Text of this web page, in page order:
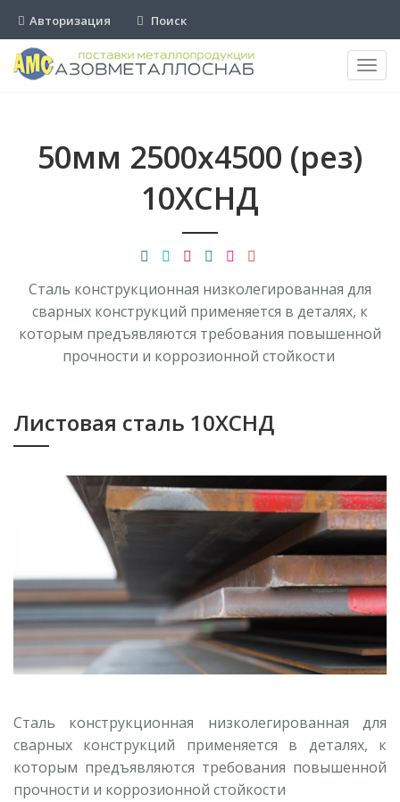
Авторизация Поиск
50мм 2500х4500 (рез)
10ХСНД
Сталь конструкционная низколегированная для
сварных конструкций применяется в деталях, к
которым предъявляются требования повышенной
прочности и коррозионной стойкости
Листовая сталь 10ХСНД
Сталь конструкционная низколегированная для
сварных конструкций применяется в деталях, к
которым предъявляются требования повышенной
прочности и коррозионной стойкости